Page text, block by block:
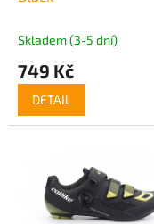
Skladem (3-5 dní)
749 Kč
DETAIL